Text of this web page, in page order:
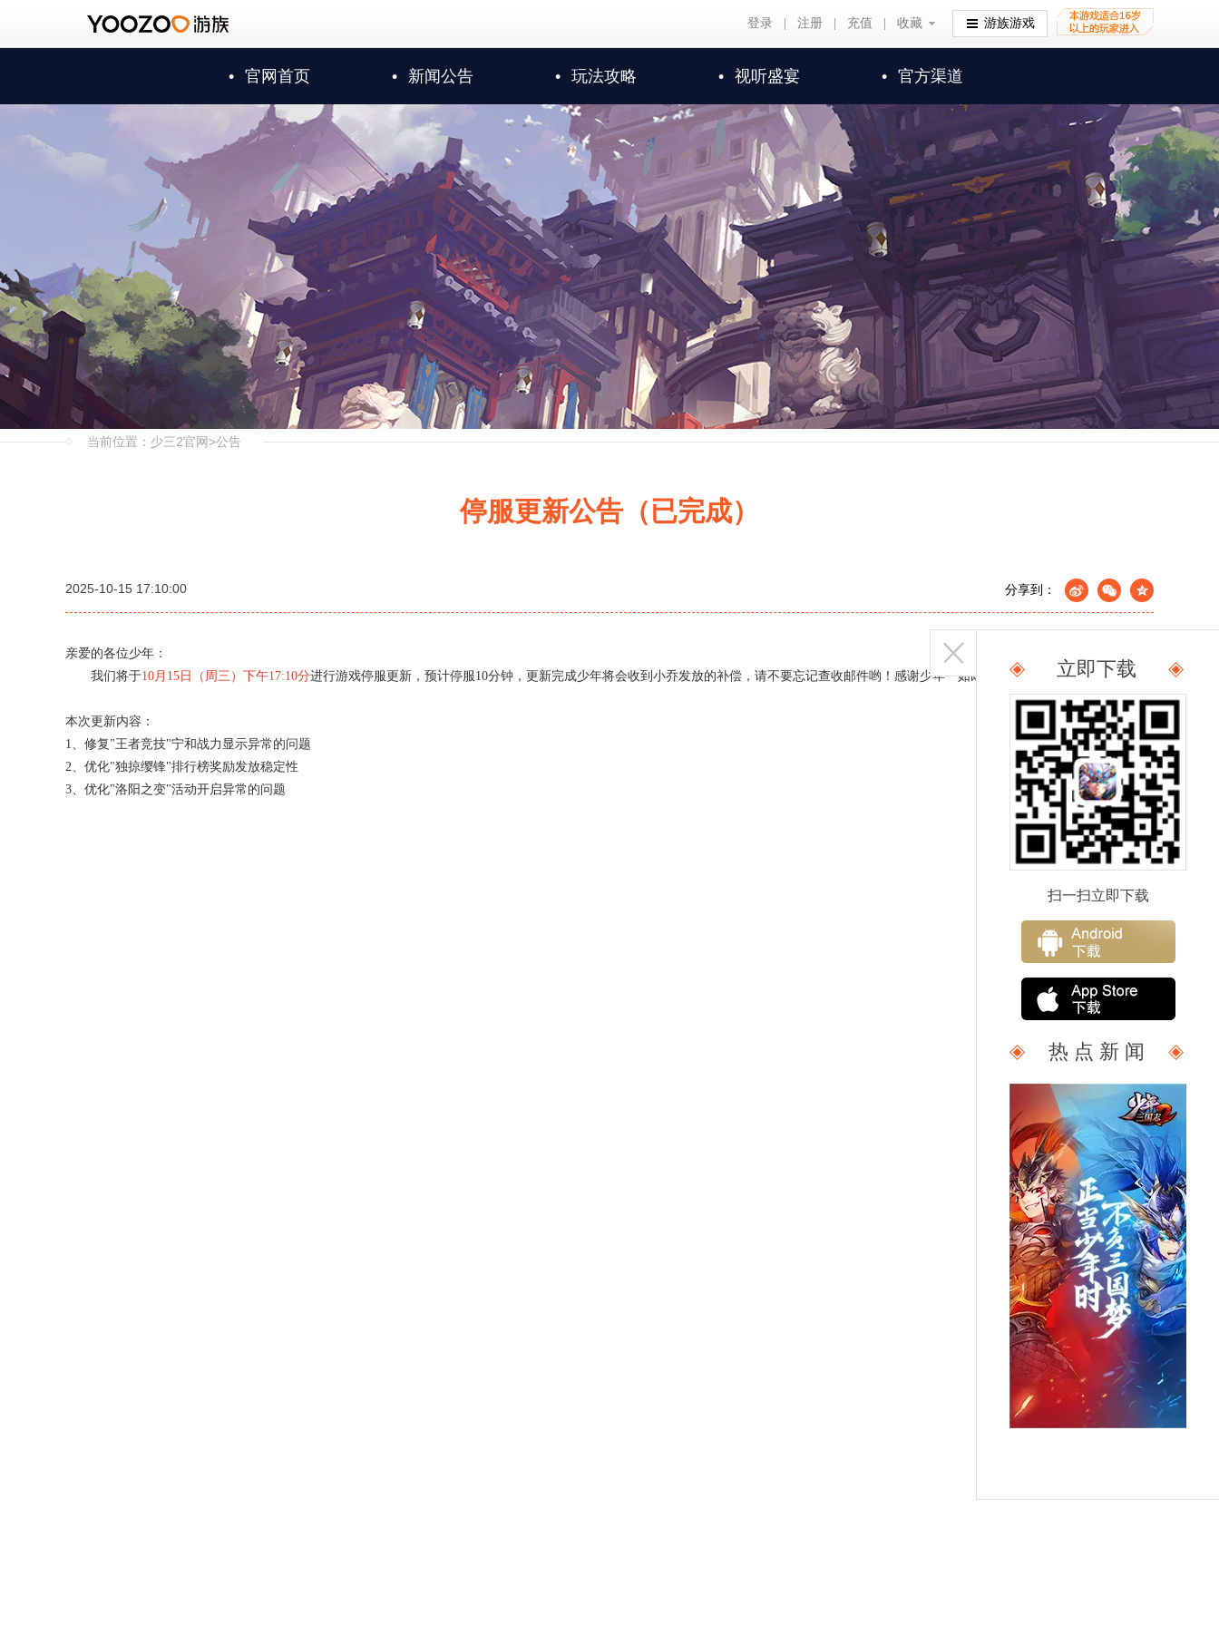
登录 注册 充值 收藏
收藏 游族游戏
• 官网首页 • 新闻公告 • 玩法攻略 • 视听盛宴 • 官方渠道
当前位置： 少三2官网>公告
停服更新公告（已完成）
2025-10-15 17:10:00 分享到：
亲爱的各位少年：
我们将于10月15日（周三）下午17:10分进行游戏停服更新，预计停服10分钟，更新完成少年将会收到小乔发放的补偿，请不要忘记查收邮件哟！感谢少年一如既往的支持，祝您游戏愉快！
本次更新内容：
1、修复"王者竞技"宁和战力显示异常的问题
2、优化"独掠缨锋"排行榜奖励发放稳定性
3、优化"洛阳之变"活动开启异常的问题
立即下载
扫一扫立即下载
热 点 新 闻